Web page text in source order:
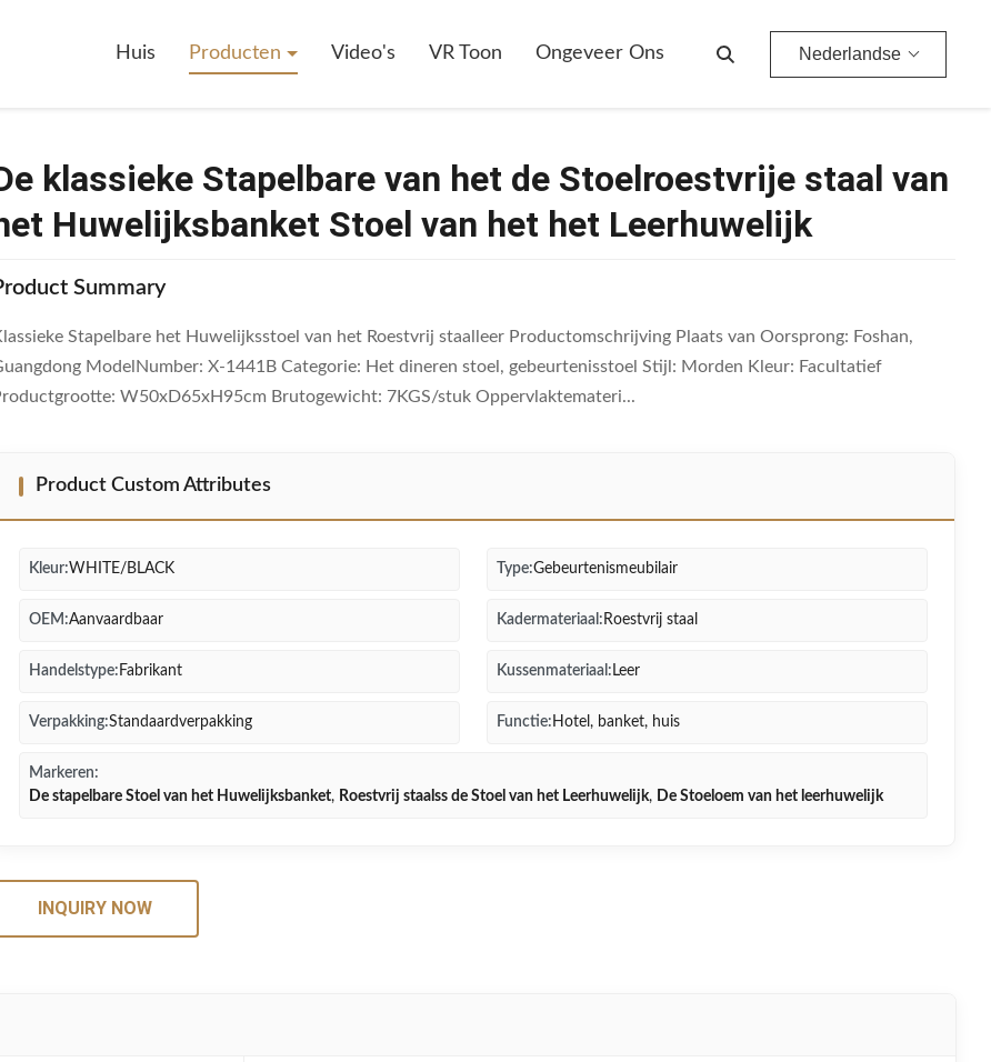
Huis Producten Video's VR Toon Ongeveer Ons Nederlandse
klassieke Stapelbare van het de Stoelroestvrije staal van
Huwelijksbanket Stoel van het het Leerhuwelijk
Summary
Stapelbare het Huwelijksstoel van het Roestvrij staalleer Productomschrijving Plaats van Oorsprong: Foshan,
ModelNumber: X-1441B Categorie: Het dineren stoel, gebeurtenisstoel Stijl: Morden Kleur: Facultatief
W50xD65xH95cm Brutogewicht: 7KGS/stuk Oppervlaktemateri...
Product Custom Attributes
Kleur:WHITE/BLACK Type:Gebeurtenismeubilair
OEM:Aanvaardbaar Kadermateriaal: Roestvrij staal
Handelstype: Fabrikant Kussenmateriaal: Leer
Verpakking:Standaardverpakking Functie: Hotel, banket, huis
Markeren:
De stapelbare Stoel van het Huwelijksbanket, Roestvrij staalss de Stoel van het Leerhuwelijk, De Stoeloem van het leerhuwelijk
INQUIRY NOW